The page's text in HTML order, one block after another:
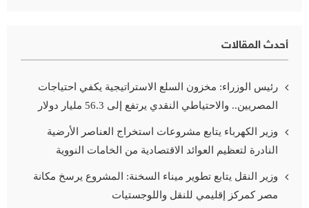
أحدث المقالات
رئيس الوزراء: مخزون السلع الاستراتيجية يكفي احتياجات
المصريين.. والاحتياطي النقدي يرتفع إلى 56.3 مليار دولار
وزير الكهرباء يتابع مشروعات استخراج العناصر الأرضية
النادرة لتعظيم العوائد الاقتصادية من الخامات النووية
وزير النقل يتابع تطوير ميناء السخنة: المشروع يرسخ مكانة
مصر كمركز إقليمي للنقل واللوجستيات